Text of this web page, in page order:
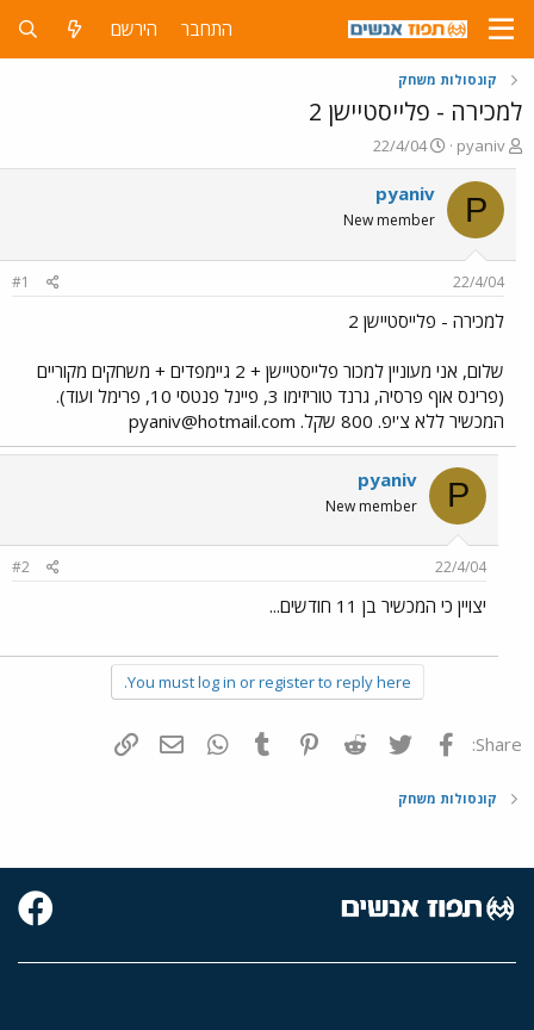
התחבר הירשם
קונסולות משחק
למכירה - פלייסטיישן 2
פ
ו
ת
ח
ה
ש
א
pyaniv
פ
ו
ר
ם
ר
22/4/04
P
pyaniv
New member
22/4/04
#1
למכירה - פלייסטיישן 2
שלום, אני מעוניין למכור פלייסטיישן + 2 גיימפדים + משחקים מקוריים
(פרינס אוף פרסיה, גרנד טוריזימו 3, פיינל פנטסי 10, פרימל ועוד).
המכשיר ללא צ'יפ. 800 שקל.
pyaniv@hotmail.com
P
pyaniv
New member
22/4/04
#2
יצויין כי המכשיר בן 11 חודשים...
You must log in or register to reply here.
Share: פייסבוק Twitter
Reddit
Pinterest
Tumblr
WhatsAppדואר אלקטרוני
קונסולות משחק